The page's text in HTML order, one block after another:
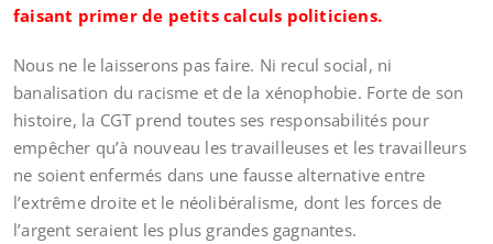
faisant primer de petits calculs politiciens.
Nous ne le laisserons pas faire. Ni recul social, ni
banalisation du racisme et de la xénophobie. Forte de son
histoire, la CGT prend toutes ses responsabilités pour
empêcher qu’à nouveau les travailleuses et les travailleurs
ne soient enfermés dans une fausse alternative entre
l’extrême droite et le néolibéralisme, dont les forces de
l’argent seraient les plus grandes gagnantes.